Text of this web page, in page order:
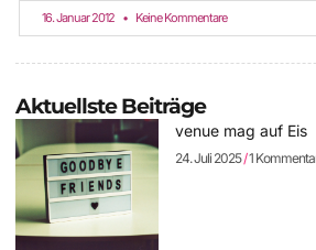
16. Januar 2012 Keine Kommentare
Aktuellste Beiträge
venue mag auf Eis
24. Juli 2025 1